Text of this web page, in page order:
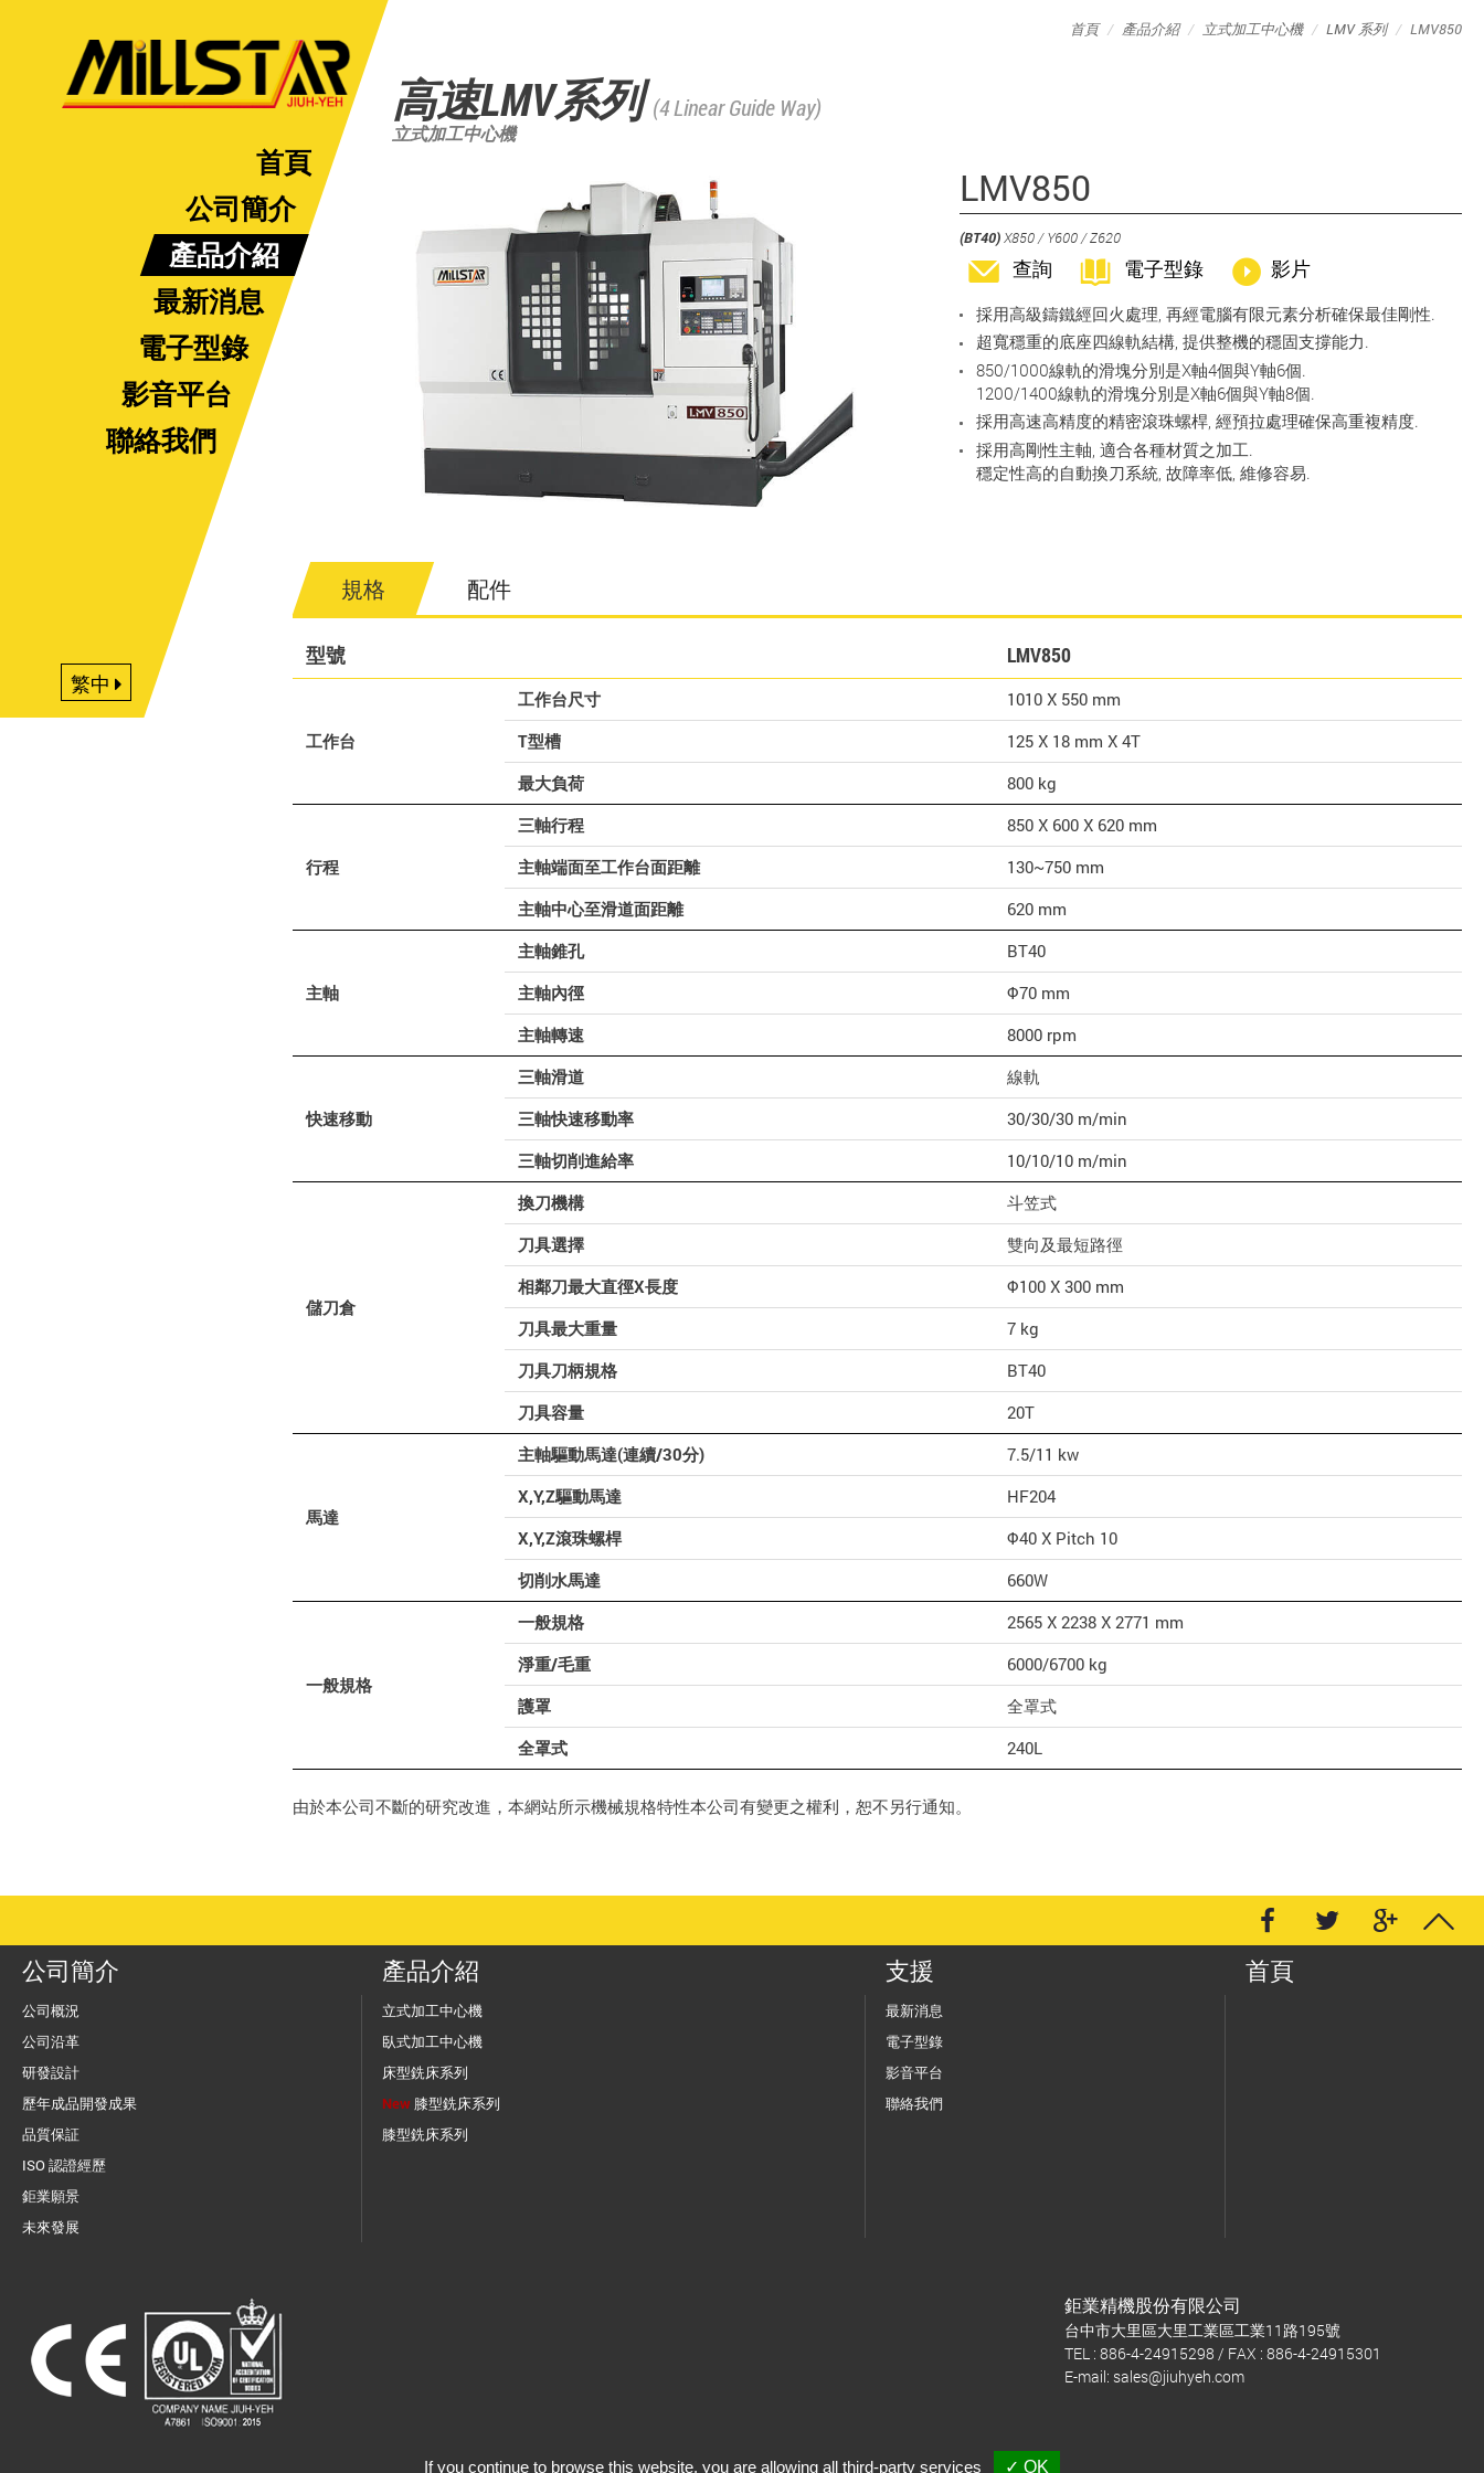
首頁
公司簡介
產品介紹
最新消息
電子型錄
影音平台
聯絡我們
繁中
首頁 產品介紹 立式加工中心機 LMV 系列 LMV850
高速LMV系列(4 Linear Guide Way)
立式加工中心機
LMV850
(BT40)X850 / Y600 / Z620
查詢 電子型錄 影片
採用高級鑄鐵經回火處理, 再經電腦有限元素分析確保最佳剛性.
超寬穩重的底座四線軌結構, 提供整機的穩固支撐能力.
850/1000線軌的滑塊分別是X軸4個與Y軸6個.
1200/1400線軌的滑塊分別是X軸6個與Y軸8個.
採用高速高精度的精密滾珠螺桿, 經預拉處理確保高重複精度.
採用高剛性主軸, 適合各種材質之加工.
穩定性高的自動換刀系統, 故障率低, 維修容易.
規格 配件
型號 LMV850
工作台
工作台尺寸
1010 X 550 mm
T型槽
125 X 18 mm X 4T
最大負荷
800 kg
行程
三軸行程
850 X 600 X 620 mm
主軸端面至工作台面距離
130~750 mm
主軸中心至滑道面距離
620 mm
主軸
主軸錐孔
BT40
主軸內徑
Φ70 mm
主軸轉速
8000 rpm
快速移動
三軸滑道
線軌
三軸快速移動率
30/30/30 m/min
三軸切削進給率
10/10/10 m/min
儲刀倉
換刀機構
斗笠式
刀具選擇
雙向及最短路徑
相鄰刀最大直徑X長度
Φ100 X 300 mm
刀具最大重量
7 kg
刀具刀柄規格
BT40
刀具容量
20T
馬達
主軸驅動馬達(連續/30分)
7.5/11 kw
X,Y,Z驅動馬達
HF204
X,Y,Z滾珠螺桿
Φ40 X Pitch 10
切削水馬達
660W
一般規格
一般規格
2565 X 2238 X 2771 mm
淨重/毛重
6000/6700 kg
護罩
全罩式
全罩式
240L
由於本公司不斷的研究改進，本網站所示機械規格特性本公司有變更之權利，恕不另行通知。
公司簡介
公司概況
公司沿革
研發設計
歷年成品開發成果
品質保証
ISO 認證經歷
鉅業願景
未來發展
產品介紹
立式加工中心機
臥式加工中心機
床型銑床系列
New 膝型銑床系列
膝型銑床系列
支援
最新消息
電子型錄
影音平台
聯絡我們
首頁
鉅業精機股份有限公司
台中市大里區大里工業區工業11路195號
TEL : 886-4-24915298 / FAX : 886-4-24915301
E-mail: sales@jiuhyeh.com
If you continue to browse this website, you are allowing all third-party services ✓ OK